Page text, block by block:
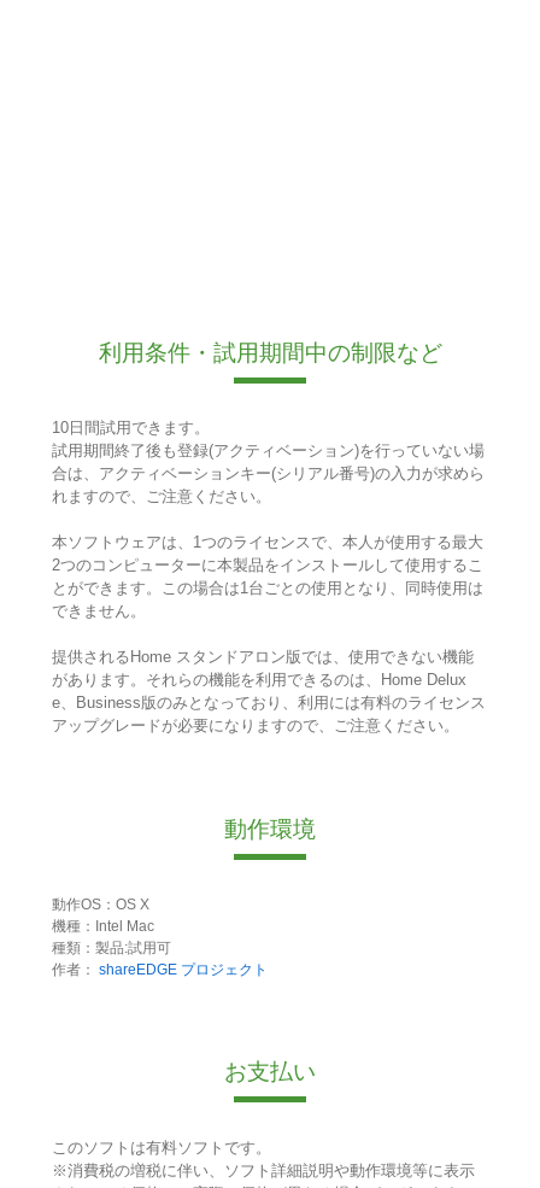
利用条件・試用期間中の制限など
10日間試用できます。
試用期間終了後も登録(アクティベーション)を行っていない場
合は、アクティベーションキー(シリアル番号)の入力が求めら
れますので、ご注意ください。
本ソフトウェアは、1つのライセンスで、本人が使用する最大
2つのコンピューターに本製品をインストールして使用するこ
とができます。この場合は1台ごとの使用となり、同時使用は
できません。
提供されるHome スタンドアロン版では、使用できない機能
があります。それらの機能を利用できるのは、Home Delux
e、Business版のみとなっており、利用には有料のライセンス
アップグレードが必要になりますので、ご注意ください。
動作環境
動作OS：OS X
機種：Intel Mac
種類：製品:試用可
作者： shareEDGE プロジェクト
お支払い
このソフトは有料ソフトです。
※消費税の増税に伴い、ソフト詳細説明や動作環境等に表示